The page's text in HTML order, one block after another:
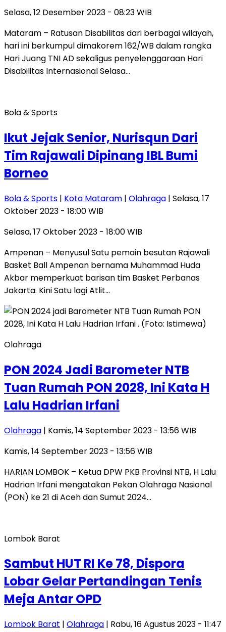
Selasa, 12 Desember 2023 - 08:23 WIB
Mataram – Ratusan Disabilitas dari berbagai wilayah,
hari ini berkumpul dimakorem 162/WB dalam rangka
Hari Juang TNI AD sekaligus penyelenggaraan Hari
Disabilitas Internasional Selasa…
Bola & Sports
Ikut Jejak Senior, Nurisqun Dari
Tim Rajawali Dipinang IBL Bumi
Borneo
Bola & Sports | Kota Mataram | Olahraga | Selasa, 17
Oktober 2023 - 18:00 WIB
Selasa, 17 Oktober 2023 - 18:00 WIB
Ampenan – Menyusul Satu pemain besutan Rajawali
Basket Ball Ampenan bernama Muhammad Huda
Akbar memperkuat barisan tim Basket Perbanas
Jakarta. Kini Satu lagi Atlit…
Olahraga
PON 2024 Jadi Barometer NTB
Tuan Rumah PON 2028, Ini Kata H
Lalu Hadrian Irfani
Olahraga | Kamis, 14 September 2023 - 13:56 WIB
Kamis, 14 September 2023 - 13:56 WIB
HARIAN LOMBOK – Ketua DPW PKB Provinsi NTB, H Lalu
Hadrian Irfani mengatakan Pekan Olahraga Nasional
(PON) ke 21 di Aceh dan Sumut 2024…
Lombok Barat
Sambut HUT RI Ke 78, Dispora
Lobar Gelar Pertandingan Tenis
Meja Antar OPD
Lombok Barat | Olahraga | Rabu, 16 Agustus 2023 - 11:47